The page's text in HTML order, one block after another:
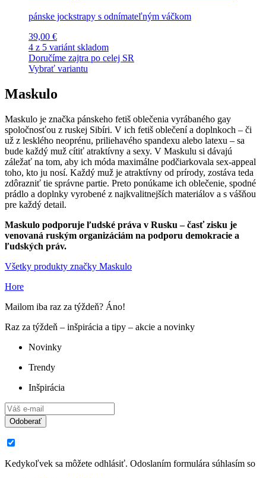
pánske jockstrapy s odnímateľným váčkom
39,00 €
4 z 5 variánt skladom
Doručíme zajtra po celej SR
Vybrať variantu
Maskulo
Maskulo je značka pánskeho fetiš oblečenia vyrábaného gay
spoločnosťou z ruskej Sibíri. V ich fetiš oblečení a doplnkoch – či
už z lesklého neoprénu, priliehavého spandexu alebo latexu – sa
bude každý muž cítiť atraktívny a sexy. V Maskulu si dávajú
záležať na tom, aby ich móda maximálne podčiarkovala sex-appeal
toho, kto ju nosí. Každý muž je atraktívny od prírody, zostáva teda
zdôrazniť tie správne partie. Preto ponúkame ich oblečenie, spodné
prádlo a doplnky vyrobené z najkvalitnejších materiálov a s vášňou
pre každý detail.
Maskulo podporuje ľudské práva v Rusku – časť zisku je
venovaná ruským organizáciám na podporu demokracie a
ľudských práv.
Všetky produkty značky Maskulo
Hore
Mailom iba raz za týždeň? Áno!
Raz za týždeň – inšpirácia a tipy – akcie a novinky
Novinky
Trendy
Inšpirácia
Odoberať
Kedykoľvek sa môžete odhlásiť. Odoslaním formulára súhlasím so